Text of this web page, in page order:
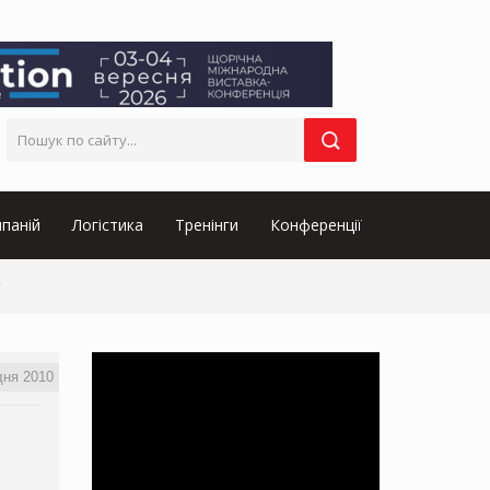
Логістика Тренінги Конференції
2010